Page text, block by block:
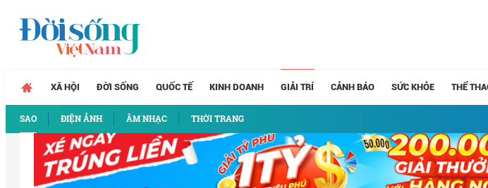
XÃ HỘI ĐỜI SỐNG QUỐC TẾ KINH DOANH GIẢI TRÍ
SAO ĐIỆN ẢNH ÂM NHẠC THỜI TRANG
CẢNH BÁO SỨC KHỎE THỂ